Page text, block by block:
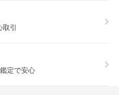
引
定で安心